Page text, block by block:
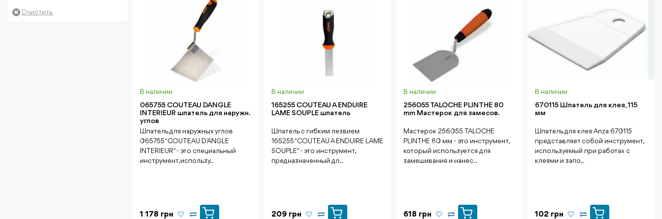
В наличии
065755 COUTEAU DANGLE
INTERIEUR шпатель для наружн.
углов
Шпатель для наружных углов
065755 "COUTEAU D'ANGLE
INTERIEUR" - это специальный
инструмент, использу..
1 178 грн
В наличии
165255 COUTEAU A ENDUIRE
LAME SOUPLE шпатель
Шпатель с гибким лезвием
165255 "COUTEAU A ENDUIRE LAME
SOUPLE" - это инструмент,
предназначенный дл..
209 грн
В наличии
256055 TALOCHE PLINTHE 80
mm Мастерок для замесов.
Мастерок 256055 TALOCHE
PLINTHE 80 мм - это инструмент,
который используется для
замешивания и нанес..
618 грн
В наличии
670115 Шпатель для клея, 115
мм
Шпатель для клея Anza 670115
представляет собой инструмент,
используемый при работах с
клеями и запо..
102 грн